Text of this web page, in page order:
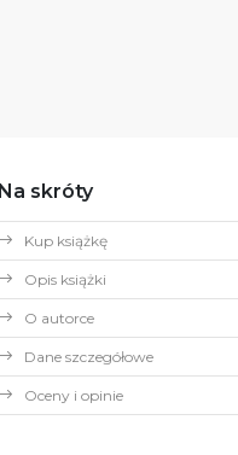
Na skróty
Kup książkę
Opis książki
O autorce
Dane szczegółowe
Oceny i opinie